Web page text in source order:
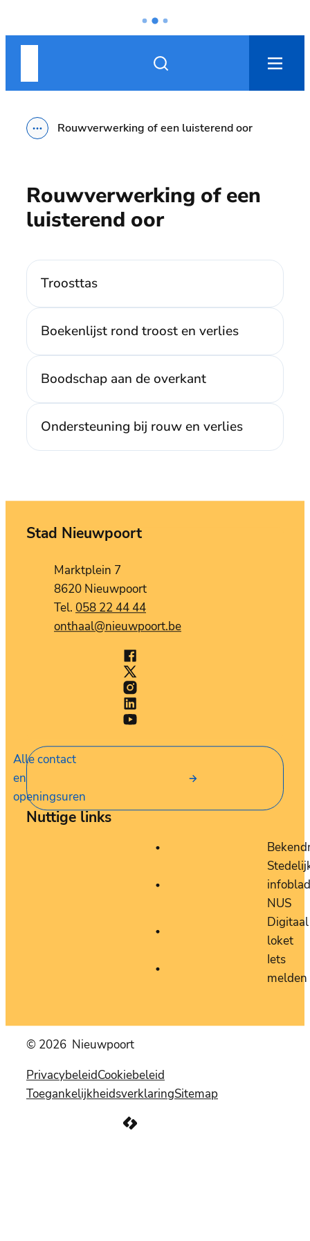
Naar inhoud
Zoek tonen / verbergen
Toon alle broodkruimel items
Rouwverwerking of een luisterend oor
Rouwverwerking of een
luisterend oor
Troosttas
Boekenlijst rond troost en verlies
Boodschap aan de overkant
Ondersteuning bij rouw en verlies
Contact
Stad Nieuwpoort
AdresMarktplein 7
,8620 Nieuwpoort
058 22 44 44
E-mailonthaal@nieuwpoort.be
Stad Nieuwpoort
Stad Nieuwpoort
Stad Nieuwpoort
Stad Nieuwpoort
Stad Nieuwpoort
Alle contact
en
openingsuren
Nuttige links
infoblad
NUS
Digitaal
loket
Iets
melden
© 2026 Nieuwpoort
PrivacybeleidCookiebeleid
ToegankelijkheidsverklaringSitemap